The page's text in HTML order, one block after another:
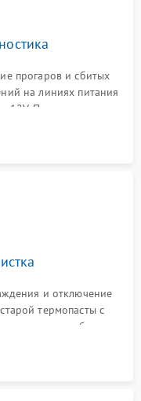
прогаров и сбитых
на линиях питания
12V. Проверка на
питания GPU и
и отключение
термопасты с
с банок
от пыли и окислов.